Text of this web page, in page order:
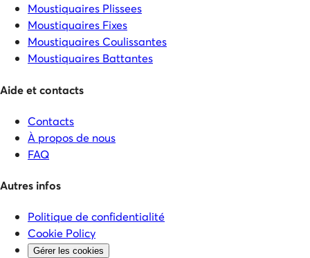
Moustiquaires Plissees
Moustiquaires Fixes
Moustiquaires Coulissantes
Moustiquaires Battantes
Aide et contacts
Contacts
À propos de nous
FAQ
Autres infos
Politique de confidentialité
Cookie Policy
Gérer les cookies